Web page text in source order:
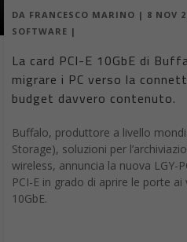
DA FRANCESCO MARINO | 8 NOV
SOFTWARE |
La card PCI-E 10GbE di
migrare i PC verso la
budget davvero contenuto.
Buffalo, produttore a livello
Storage), soluzioni per
wireless, annuncia la nuova LGY-
PCI-E in grado di aprire le porte
10GbE.